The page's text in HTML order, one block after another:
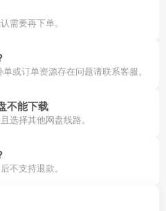
需要再下单。
或订单资源存在问题请联系客服。
不能下载
选择其他网盘线路。
不支持退款。